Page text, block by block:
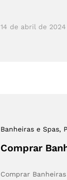
14 de abril de 2024
Banheiras e Spas,
Comprar
Comprar